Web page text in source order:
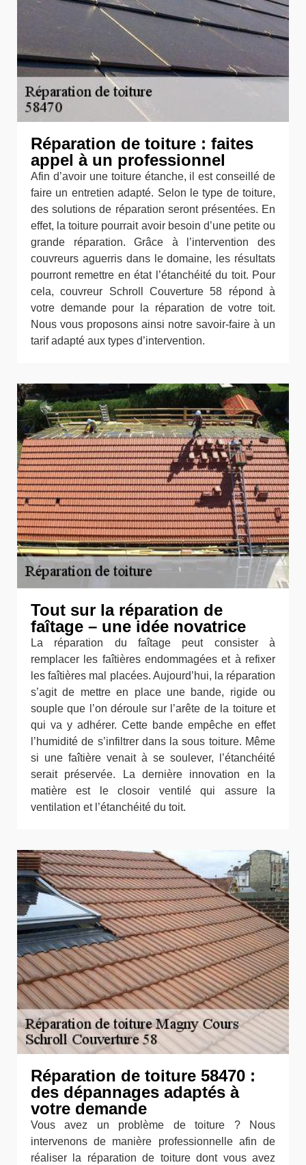
Réparation de toiture : faites
appel à un professionnel
Afin d’avoir une toiture étanche, il est conseillé de
faire un entretien adapté. Selon le type de toiture,
des solutions de réparation seront présentées. En
effet, la toiture pourrait avoir besoin d’une petite ou
grande réparation. Grâce à l’intervention des
couvreurs aguerris dans le domaine, les résultats
pourront remettre en état l’étanchéité du toit. Pour
cela, couvreur Schroll Couverture 58 répond à
votre demande pour la réparation de votre toit.
Nous vous proposons ainsi notre savoir-faire à un
tarif adapté aux types d’intervention.
Tout sur la réparation de
faîtage – une idée novatrice
La réparation du faîtage peut consister à
remplacer les faîtières endommagées et à refixer
les faîtières mal placées. Aujourd’hui, la réparation
s’agit de mettre en place une bande, rigide ou
souple que l’on déroule sur l’arête de la toiture et
qui va y adhérer. Cette bande empêche en effet
l’humidité de s’infiltrer dans la sous toiture. Même
si une faîtière venait à se soulever, l’étanchéité
serait préservée. La dernière innovation en la
matière est le closoir ventilé qui assure la
ventilation et l’étanchéité du toit.
Réparation de toiture 58470 :
des dépannages adaptés à
votre demande
Vous avez un problème de toiture ? Nous
intervenons de manière professionnelle afin de
réaliser la réparation de toiture dont vous avez